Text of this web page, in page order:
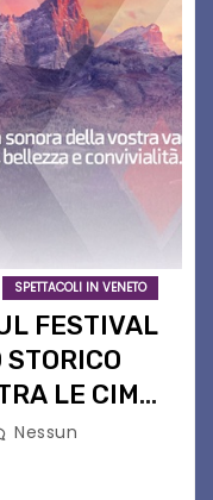
SPETTACOLI IN VENETO
FESTIVAL
LE CIME
Nessun